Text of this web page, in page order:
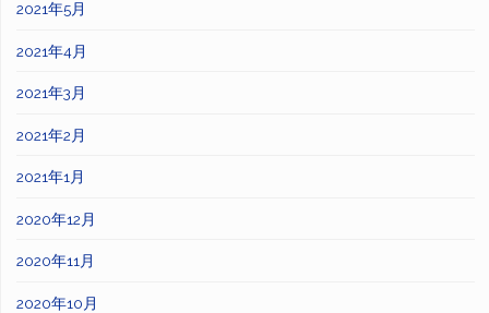
2021年5月
2021年4月
2021年3月
2021年2月
2021年1月
2020年12月
2020年11月
2020年10月